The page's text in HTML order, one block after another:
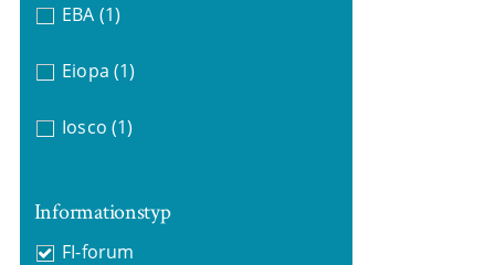
EBA (1)
Eiopa (1)
Iosco (1)
Informationstyp
FI-forum